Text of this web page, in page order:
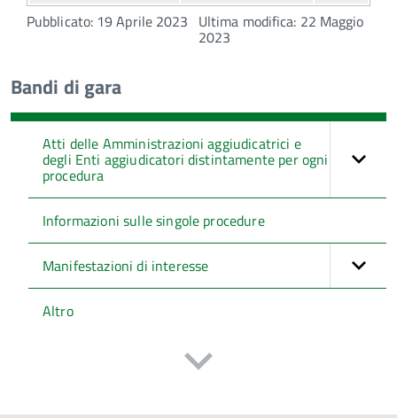
Pubblicato: 19 Aprile 2023 Ultima modifica: 22 Maggio
2023
Bandi di gara
Atti delle Amministrazioni aggiudicatrici e
degli Enti aggiudicatori distintamente per ogni
procedura
Informazioni sulle singole procedure
Manifestazioni di interesse
Altro